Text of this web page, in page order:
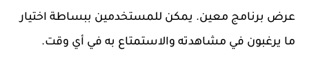
عرض برنامج معين. يمكن للمستخدمين ببساطة اختيار
ما يرغبون في مشاهدته والاستمتاع به في أي وقت.